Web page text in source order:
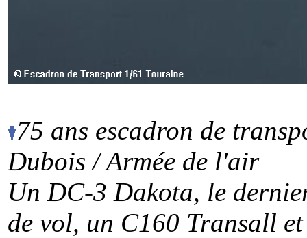
75 ans escadron de
Dubois / Armée de l'air
Un DC-3 Dakota, le
de vol, un C160 Transall